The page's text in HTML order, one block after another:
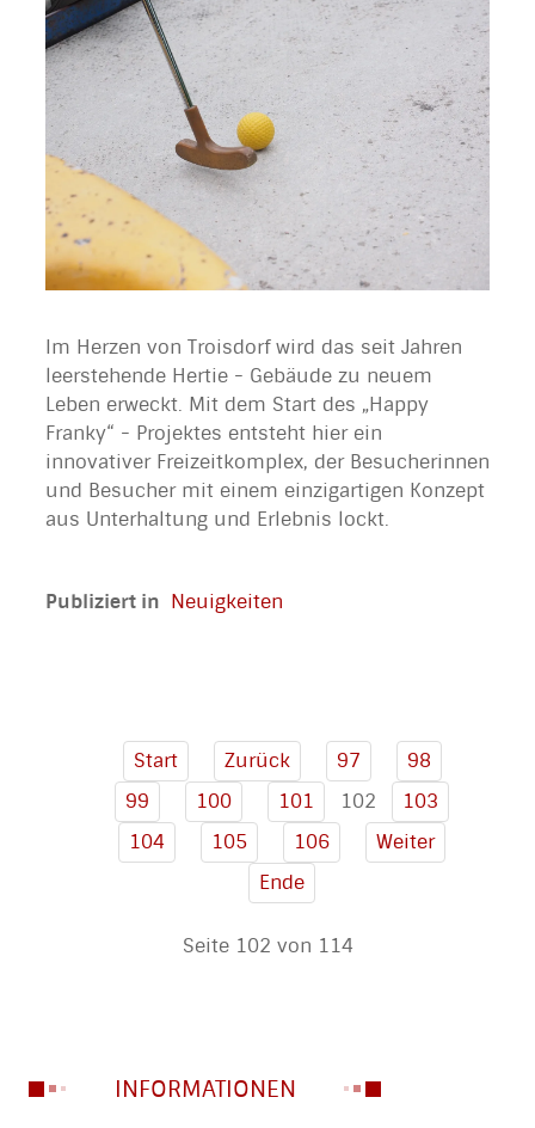
Im Herzen von Troisdorf wird das seit Jahren
leerstehende Hertie - Gebäude zu neuem
Leben erweckt. Mit dem Start des „Happy
Franky“ - Projektes entsteht hier ein
innovativer Freizeitkomplex, der Besucherinnen
und Besucher mit einem einzigartigen Konzept
aus Unterhaltung und Erlebnis lockt.
Publiziert in Neuigkeiten
Start Zurück 97
98
99
100 101 102
103
104
105 106
Weiter
Ende
Seite 102 von 114
INFORMATIONEN